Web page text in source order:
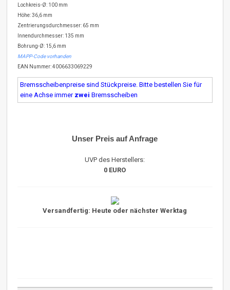
Lochkreis-Ø: 100 mm
Höhe: 36,6 mm
Zentrierungsdurchmesser: 65 mm
Innendurchmesser: 135 mm
Bohrung-Ø: 15,6 mm
MAPP-Code vorhanden
EAN Nummer: 4006633069229
Bremsscheibenpreise sind Stückpreise. Bitte bestellen Sie für
eine Achse immer zwei Bremsscheiben
Unser Preis auf Anfrage
UVP des Herstellers:
0 EURO
Versandfertig: Heute oder nächster Werktag